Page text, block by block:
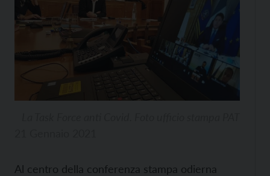
Al centro della conferenza stampa odierna